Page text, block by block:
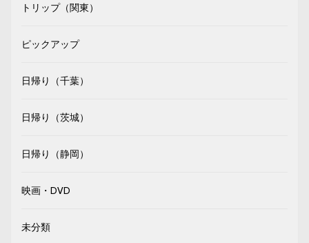
トリップ（関東）
ピックアップ
日帰り（千葉）
日帰り（茨城）
日帰り（静岡）
映画・DVD
未分類